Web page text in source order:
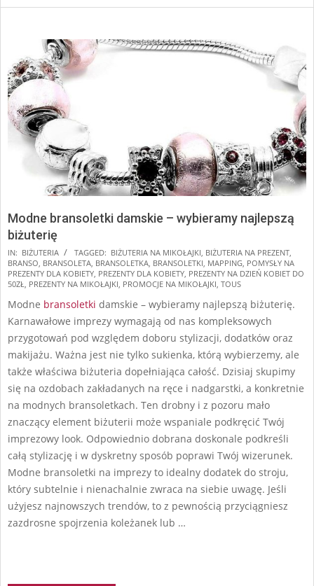
Modne bransoletki damskie – wybieramy najlepszą
biżuterię
2024-
12-
05
IN: BIŻUTERIA TAGGED: BIŻUTERIA NA MIKOŁAJKI, BIŻUTERIA NA PREZENT,
BRANSO, BRANSOLETA, BRANSOLETKA, BRANSOLETKI, MAPPING, POMYSŁY NA
PREZENTY DLA KOBIETY, PREZENTY DLA KOBIETY, PREZENTY NA DZIEŃ KOBIET DO
50ZŁ, PREZENTY NA MIKOŁAJKI, PROMOCJE NA MIKOŁAJKI, TOUS
Modne bransoletki damskie – wybieramy najlepszą biżuterię.
Karnawałowe imprezy wymagają od nas kompleksowych
przygotowań pod względem doboru stylizacji, dodatków oraz
makijażu. Ważna jest nie tylko sukienka, którą wybierzemy, ale
także właściwa biżuteria dopełniająca całość. Dzisiaj skupimy
się na ozdobach zakładanych na ręce i nadgarstki, a konkretnie
na modnych bransoletkach. Ten drobny i z pozoru mało
znaczący element biżuterii może wspaniale podkręcić Twój
imprezowy look. Odpowiednio dobrana doskonale podkreśli
całą stylizację i w dyskretny sposób poprawi Twój wizerunek.
Modne bransoletki na imprezy to idealny dodatek do stroju,
który subtelnie i nienachalnie zwraca na siebie uwagę. Jeśli
użyjesz najnowszych trendów, to z pewnością przyciągniesz
zazdrosne spojrzenia koleżanek lub …